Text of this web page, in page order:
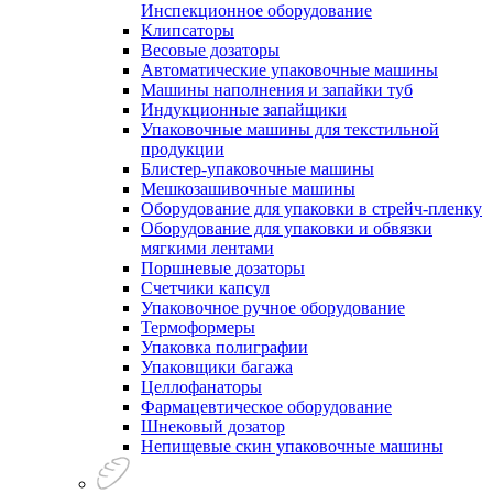
Инспекционное оборудование
Клипсаторы
Весовые дозаторы
Автоматические упаковочные машины
Машины наполнения и запайки туб
Индукционные запайщики
Упаковочные машины для текстильной
продукции
Блистер-упаковочные машины
Мешкозашивочные машины
Оборудование для упаковки в стрейч-пленку
Оборудование для упаковки и обвязки
мягкими лентами
Поршневые дозаторы
Счетчики капсул
Упаковочное ручное оборудование
Термоформеры
Упаковка полиграфии
Упаковщики багажа
Целлофанаторы
Фармацевтическое оборудование
Шнековый дозатор
Непищевые скин упаковочные машины